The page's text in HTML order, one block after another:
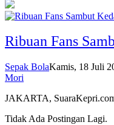
Ribuan Fans
Sepak BolaKamis, 18 Juli
Mori
JAKARTA,
Tidak Ada Postingan Lagi.